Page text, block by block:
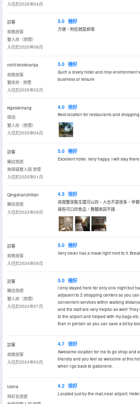
入住於2026年04月
訪客
商務旅客
雙人房（禁煙）
入住於2025年08月
5.0 極好
方便，附近就是商場
rohit khokhariya
商務旅客
雙床房 - 禁煙
入住於2025年02月
5.0 極好
Such a lovely hotel and nice environment
business or leisure
Kgosiemang
情侶
雙人房（禁煙）
入住於2025年04月
4.0 很好
Best location for restaurants and
訪客
獨自旅遊
無障礙雙人間 禁煙
入住於2025年01月
5.0 極好
Excellent hotel. Very happy. I will stay
Qingshanzhilian
獨自旅遊
入住於2024年09月
4.5 很好
房間整潔衞生還可以的，人也不是很多，早
買些可口的食品。整體來説不錯
訪客
商務旅客
入住於2024年08月
5.0 極好
Very clean has a mask right next to it.
訪客
獨自旅遊
雙人房（禁煙）
入住於2024年07月
5.0 極好
I only stayed here for only one night but
adjacent to 2 shopping centers so you
convenient services within walking
and the staff are very helpful as well!
to the airport and helped with my bags
than in person so you can save a bit by
訪客
商務旅客
入住於2024年03月
4.7 很好
Awesome location for me to go shop and
friendly and you feel so welcome at this
when I go back to gaborone.
Usina
與好友旅遊
4.2 很好
Located just by the mall,near airport.